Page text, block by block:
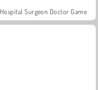
Hospital Surgeon Doctor Game